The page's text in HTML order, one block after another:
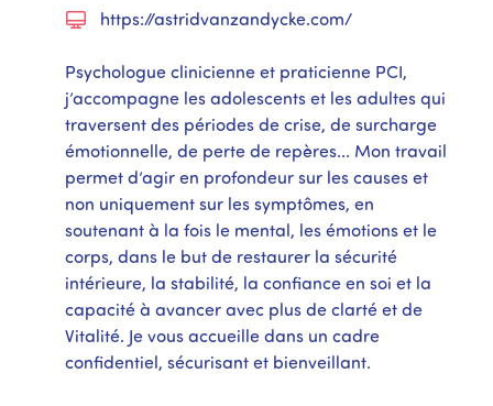
https://astridvanzandycke.com/
Psychologue clinicienne et praticienne PCI,
j’accompagne les adolescents et les adultes qui
traversent des périodes de crise, de surcharge
émotionnelle, de perte de repères... Mon travail
permet d’agir en profondeur sur les causes et
non uniquement sur les symptômes, en
soutenant à la fois le mental, les émotions et le
corps, dans le but de restaurer la sécurité
intérieure, la stabilité, la confiance en soi et la
capacité à avancer avec plus de clarté et de
Vitalité. Je vous accueille dans un cadre
confidentiel, sécurisant et bienveillant.